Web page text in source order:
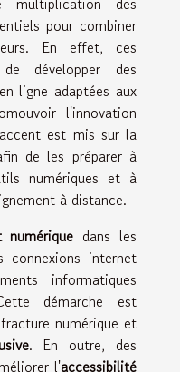
pour combiner
En effet, ces
développer des
ligne adaptées aux
l'innovation
est mis sur la
de les préparer à
numériques et à
à distance.
numérique dans les
connexions internet
informatiques
démarche est
numérique et
. En outre, des
l'accessibilité